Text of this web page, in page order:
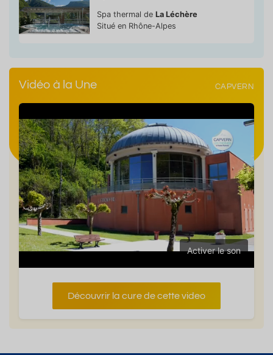
Spa thermal de La Léchère
Situé en Rhône-Alpes
Vidéo à la Une CAPVERN
Activer le son
Découvrir la cure de cette video